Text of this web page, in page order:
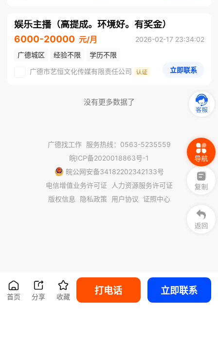
娱乐主播（高提成。环境好。有奖金）
6000-20000 元/月
2026-02-17 23:34:02
广德城区
经验不限
学历不限
广德市艺恒文化传媒有限责任公司
立即联系
没有更多数据了
广德找工作
服务热线：0563-5235559
皖ICP备2020018863号-1
皖公网安备34182202342133号
电信增值业务许可证
人力资源服务许可证
版权信息
隐私政策 用户协议 证照中心
首页 分享 收藏
打电话 立即联系